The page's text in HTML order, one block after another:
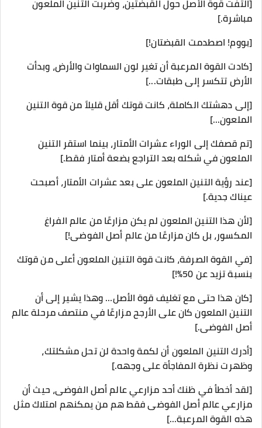
[التفت قوة الأصل حول القبضتين، وضربت التنين الملعون
مباشرة.]
[بووم! اصطدمت القبضتان!]
[كادت القوة المرعبة أن تغير لون السماوات والأرض، وبدأت
الأرض تتكسر إلى طبقات...]
[إلى دهشتك الكاملة، كانت قوتك أقل قليلاً من قوة التنين
الملعون...]
[تم قصفك إلى الوراء عشرات الأمتار، بينما استقر التنين
الملعون في شكله بعد التراجع بضعة أمتار فقط.]
[عند رؤية التنين الملعون على بعد عشرات الأمتار، أصبحت
عيناك جدية.]
[لأن هذا التنين الملعون لم يكن مزارعًا من عالم الفراغ
المكسور، بل كان مزارعًا من عالم أصل الفوضى!]
[في القوة الصرفة، كانت قوة التنين الملعون أعلى من قوتك
بنسبة تزيد عن 50٪!]
[كان هذا حتى مع تغليف قوة الأصل… وهذا يشير إلى أن
التنين الملعون كان على الأرجح مزارعًا في منتصف مرحلة عالم
أصل الفوضى.]
[أدرك التنين الملعون أن لكمة واحدة لن تحل مشكلتك،
وظهرت نظرة المفاجأة على وجهه.]
[لقد أخطأ في ظنك أحد مزارعي عالم أصل الفوضى، حيث أن
مزارعي عالم أصل الفوضى فقط هم من يمكنهم امتلاك مثل
هذه القوة المرعبة...]